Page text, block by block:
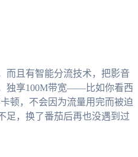
而且有智能分流技术，把影音
独享100M带宽——比如你看西
顿，不会因为流量用完而被迫
足，换了番茄后再也没遇到过